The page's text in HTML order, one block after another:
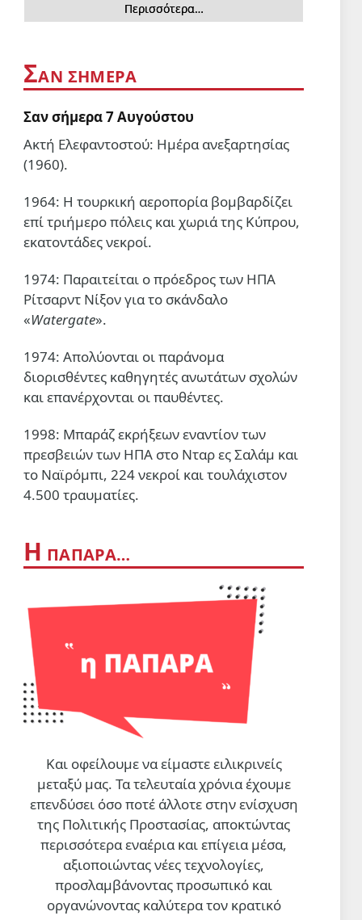
των Massive Attack στη
Σιγκαπούρη
5 Αυγ 2026, 10:20
ΔΙΕΘΝΗ
τους όρους για την αποχώρηση
των σιωναζιστών από τη Γάζα
5 Αυγ 2026, 08:40
Πρώτα έκοψαν την κορδέλα,
μετά έπεσε το ταβάνι!
ΣΑΝ ΣΗΜΕΡΑ
Σαν σήμερα 5 Αυγούστου
5 Αυγ 2026, 00:01
Περισσότερα…
ΣΑΝ ΣΗΜΕΡΑ
Σαν σήμερα 7 Αυγούστου
Ακτή Ελεφαντοστού: Ημέρα ανεξαρτησίας
(1960).
1964: Η τουρκική αεροπορία βομβαρδίζει
επί τριήμερο πόλεις και χωριά της Κύπρου,
εκατοντάδες νεκροί.
1974: Παραιτείται ο πρόεδρος των ΗΠΑ
Ρίτσαρντ Νίξον για το σκάνδαλο
«Watergate».
1974: Απολύονται οι παράνομα
διορισθέντες καθηγητές ανωτάτων σχολών
και επανέρχονται οι παυθέντες.
1998: Μπαράζ εκρήξεων εναντίον των
πρεσβειών των ΗΠΑ στο Νταρ ες Σαλάμ και
το Ναϊρόμπι, 224 νεκροί και τουλάχιστον
4.500 τραυματίες.
Η ΠΑΠΑΡΑ…
Και οφείλουμε να είμαστε ειλικρινείς
μεταξύ μας. Τα τελευταία χρόνια έχουμε
επενδύσει όσο ποτέ άλλοτε στην ενίσχυση
της Πολιτικής Προστασίας, αποκτώντας
περισσότερα εναέρια και επίγεια μέσα,
αξιοποιώντας νέες τεχνολογίες,
προσλαμβάνοντας προσωπικό και
οργανώνοντας καλύτερα τον κρατικό